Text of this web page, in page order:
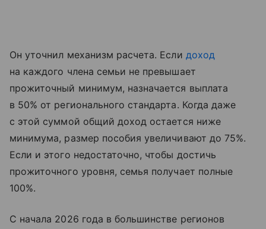
Он уточнил механизм расчета. Если доход
на каждого члена семьи не превышает
прожиточный минимум, назначается выплата
в 50% от регионального стандарта. Когда даже
с этой суммой общий доход остается ниже
минимума, размер пособия увеличивают до 75%.
Если и этого недостаточно, чтобы достичь
прожиточного уровня, семья получает полные
100%.
С начала 2026 года в большинстве регионов